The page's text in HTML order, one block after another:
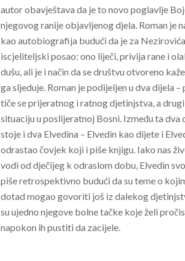
autor obavještava da je to novo poglavlje
njegovog ranije objavljenog djela. Roman je
kao autobiografija budući da je za
iscjeliteljski posao: ono liječi, privija rane i
dušu, ali je i način da se društvu otvoreno
ga sljeduje. Roman je podijeljen u dva dijela –
tiče se prijeratnog i ratnog djetinjstva, a
situaciju u poslijeratnoj Bosni. Između ta dva
stoje i dva Elvedina – Elvedin kao dijete i
odrastao čovjek koji i piše knjigu. Iako nas
vodi od dječijeg k odraslom dobu, Elvedin
piše retrospektivno budući da su teme o
dotad mogao govoriti još iz dalekog
su ujedno njegove bolne tačke koje želi
napokon ih pustiti da zacijele.